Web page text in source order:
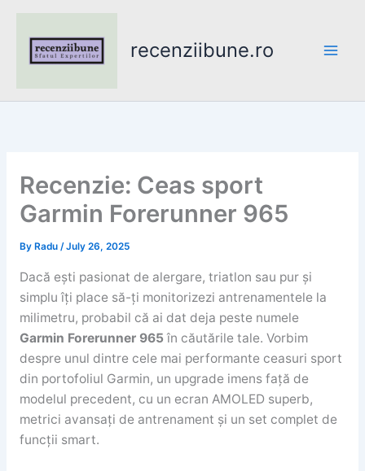
content
recenziibune.ro
Recenzie: Ceas sport
Garmin Forerunner 965
By Radu /July 26, 2025
Dacă ești pasionat de alergare, triatlon sau pur și
simplu îți place să-ți monitorizezi antrenamentele la
milimetru, probabil că ai dat deja peste numele
Garmin Forerunner 965 în căutările tale. Vorbim
despre unul dintre cele mai performante ceasuri sport
din portofoliul Garmin, un upgrade imens față de
modelul precedent, cu un ecran AMOLED superb,
metrici avansați de antrenament și un set complet de
funcții smart.